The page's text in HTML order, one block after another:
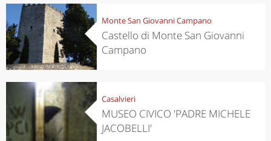
Monte San Giovanni Campano
Castello di Monte San Giovanni
Campano
Casalvieri
MUSEO CIVICO 'PADRE MICHELE
JACOBELLI'